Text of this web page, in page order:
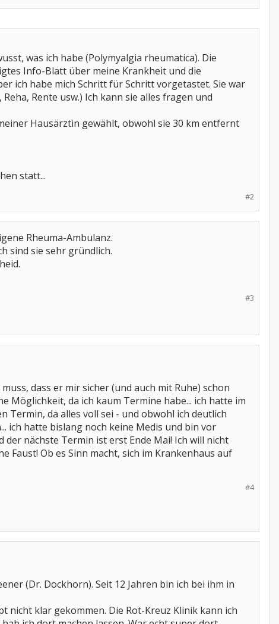
was ich habe (Polymyalgia rheumatica). Die
Info-Blatt über meine Krankheit und die
ich habe mich Schritt für Schritt vorgetastet. Sie war
Rente usw.) Ich kann sie alles fragen und
Hausärztin gewählt, obwohl sie 30 km entfernt
statt...
#2
Rheuma-Ambulanz.
sind sie sehr gründlich.
#3
dass er mir sicher (und auch mit Ruhe) schon
Möglichkeit, da ich kaum Termine habe... ich hatte im
Termin, da alles voll sei - und obwohl ich deutlich
ich hatte bislang noch keine Medis und bin vor
der nächste Termin ist erst Ende Mai! Ich will nicht
Faust! Ob es Sinn macht, sich im Krankenhaus auf
#4
(Dr. Dockhorn). Seit 12 Jahren bin ich bei ihm in
nicht klar gekommen. Die Rot-Kreuz Klinik kann ich